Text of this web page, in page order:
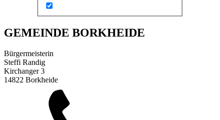
GEMEINDE BORKHEIDE
Bürgermeisterin
Steffi Randig
Kirchanger 3
14822 Borkheide